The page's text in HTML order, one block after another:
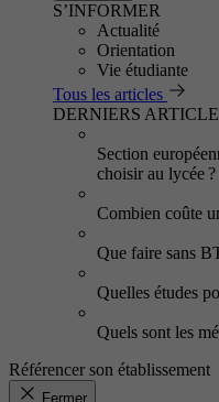
S’INFORMER
Actualité
Orientation
Vie étudiante
Tous les articles
DERNIERS
Section
choisir au lycée ?
Combien coûte
Que faire sans
Quelles études
Quels sont les
Référencer son établissement
Fermer